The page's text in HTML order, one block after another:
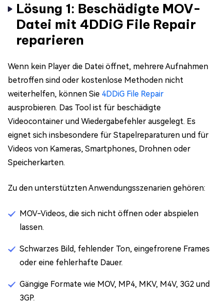
Lösung 1: Beschädigte MOV-
Datei mit 4DDiG File Repair
reparieren
Wenn kein Player die Datei öffnet, mehrere Aufnahmen
betroffen sind oder kostenlose Methoden nicht
weiterhelfen, können Sie 4DDiG File Repair
ausprobieren. Das Tool ist für beschädigte
Videocontainer und Wiedergabefehler ausgelegt. Es
eignet sich insbesondere für Stapelreparaturen und für
Videos von Kameras, Smartphones, Drohnen oder
Speicherkarten.
Zu den unterstützten Anwendungsszenarien gehören:
MOV-Videos, die sich nicht öffnen oder abspielen
lassen.
Schwarzes Bild, fehlender Ton, eingefrorene Frames
oder eine fehlerhafte Dauer.
Gängige Formate wie MOV, MP4, MKV, M4V, 3G2 und
3GP.